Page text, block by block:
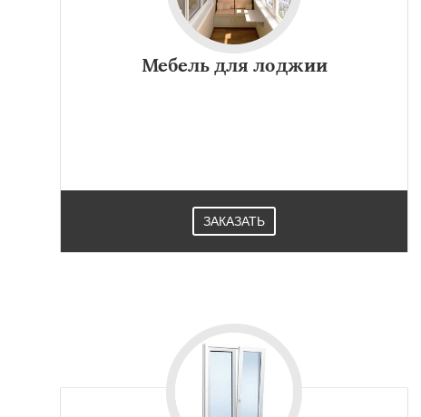
Мебель для лоджии
ЗАКАЗАТЬ